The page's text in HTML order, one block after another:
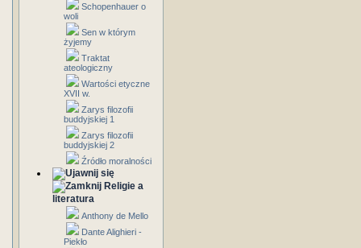
Schopenhauer o
woli
Sen w którym
żyjemy
Traktat
ateologiczny
Wartości etyczne
XVII w.
Zarys filozofii
buddyjskiej 1
Zarys filozofii
buddyjskiej 2
Źródło moralności
Religie a
literatura
Anthony de Mello
Dante Alighieri -
Piekło